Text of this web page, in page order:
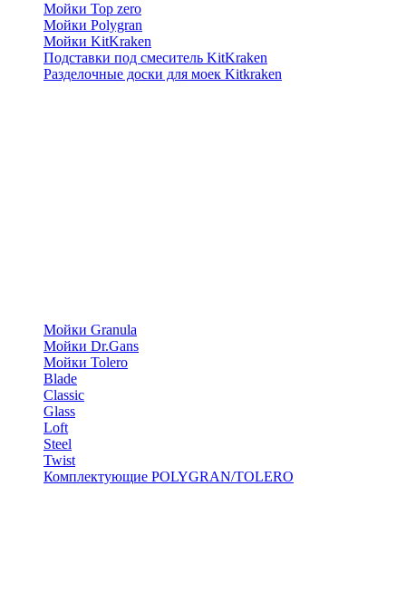
Мойки Top zero
Мойки Polygran
Мойки KitKraken
Подставки под смеситель KitKraken
Разделочные доски для моек Kitkraken
Мойки Granula
Мойки Dr.Gans
Мойки Tolero
Blade
Classic
Glass
Loft
Steel
Twist
Комплектующие POLYGRAN/TOLERO